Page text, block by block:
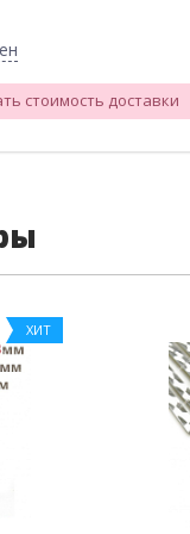
стоимость доставки
ХИТ